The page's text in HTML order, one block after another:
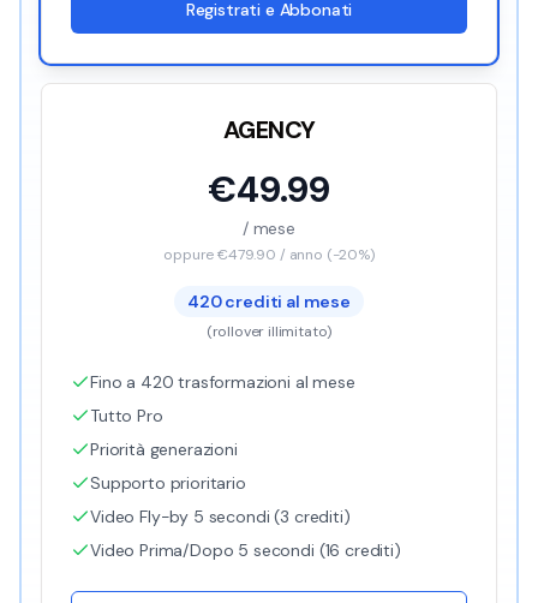
Registrati e Abbonati
AGENCY
€49.99
/ mese
oppure €479.90 / anno (-20%)
420crediti al mese
(rollover illimitato)
Fino a 420 trasformazioni al mese
Tutto Pro
Priorità generazioni
Supporto prioritario
Video Fly-by 5 secondi (3 crediti)
Video Prima/Dopo 5 secondi (16 crediti)